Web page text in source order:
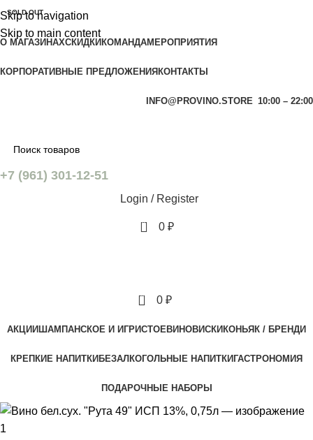
Skip to navigation
Skip to main content
О МАГАЗИНАХСКИДКИ КОМАНДАМЕРОПРИЯТИЯ
КОРПОРАТИВНЫЕ ПРЕДЛОЖЕНИЯ КОНТАКТЫ
INFO@PROVINO.STORE 10:00 – 22:00
+7 (961) 301-12-51
Login / Register
0 0 ₽
0 0 ₽
АКЦИИШАМПАНСКОЕ И ИГРИСТОЕВИНОВИСКИКОНЬЯК / БРЕНДИ
КРЕПКИЕ НАПИТКИБЕЗАЛКОГОЛЬНЫЕ НАПИТКИГАСТРОНОМИЯ
ПОДАРОЧНЫЕ НАБОРЫ
SOLD OUT